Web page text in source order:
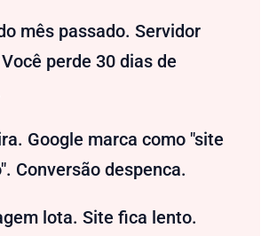
mês passado. Servidor
perde 30 dias de
Google marca como "site
Conversão despenca.
lota. Site fica lento.